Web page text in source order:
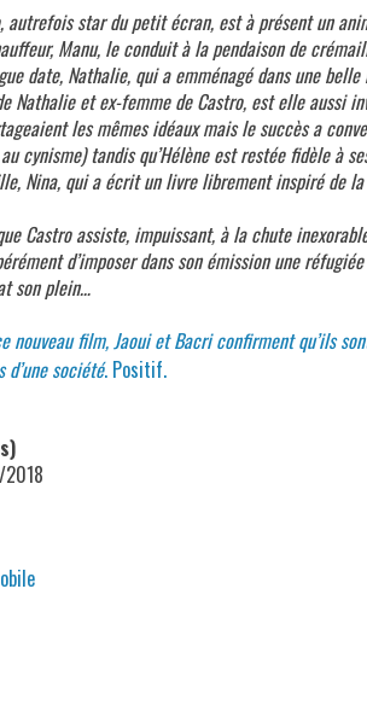
autrefois star du petit écran, est à présent un
Manu, le conduit à la pendaison de
date, Nathalie, qui a emménagé dans une
Nathalie et ex-femme de Castro, est elle aussi
les mêmes idéaux mais le succès a
cynisme) tandis qu’Hélène est restée fidèle à
Nina, qui a écrit un livre librement inspiré de
Castro assiste, impuissant, à la chute
d’imposer dans son émission une
son plein…
nouveau film, Jaoui et Bacri confirment qu’ils
d’une société. Positif.